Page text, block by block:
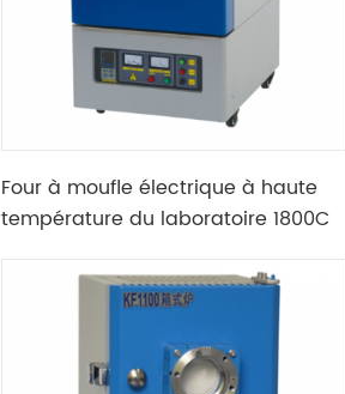
Four à moufle électrique à haute
température du laboratoire 1800C